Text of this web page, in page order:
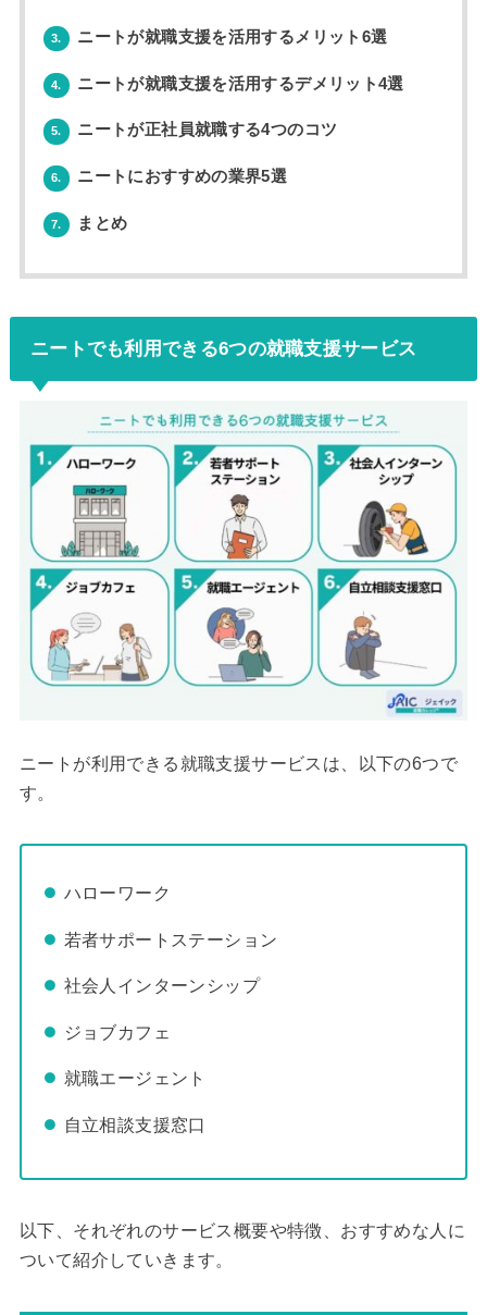
3. ニートが就職支援を活用するメリット6選
4. ニートが就職支援を活用するデメリット4選
5. ニートが正社員就職する4つのコツ
6. ニートにおすすめの業界5選
7. まとめ
ニートでも利用できる6つの就職支援サービス
ニートが利用できる就職支援サービスは、以下の6つで
す。
ハローワーク
若者サポートステーション
社会人インターンシップ
ジョブカフェ
就職エージェント
自立相談支援窓口
以下、それぞれのサービス概要や特徴、おすすめな人に
ついて紹介していきます。